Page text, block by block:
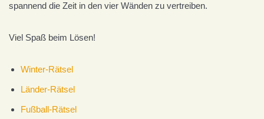
spannend die Zeit in den vier Wänden zu vertreiben.
Viel Spaß beim Lösen!
Winter-Rätsel
Länder-Rätsel
Fußball-Rätsel